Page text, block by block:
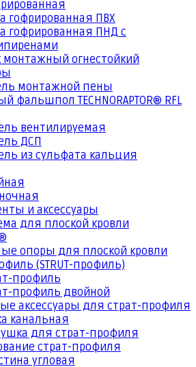
гофрированная ПВХ
гофрированная ПНД с
монтажный огнестойкий
монтажной пены
TECHNORAPTOR® RFL
вентилируемая
ДСП
из сульфата кальция
и аксессуары
для плоской кровли
опоры для плоской кровли
(STRUT-профиль)
профиль
профиль двойной
аксессуары для страт-профиля
канальная
для страт-профиля
страт-профиля
угловая